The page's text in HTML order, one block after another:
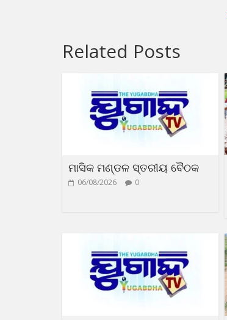
Related Posts
ମାସିକ ମଣ୍ଡଳ ସ୍ତରୀୟ ବୈଠକ
06/08/2026 0